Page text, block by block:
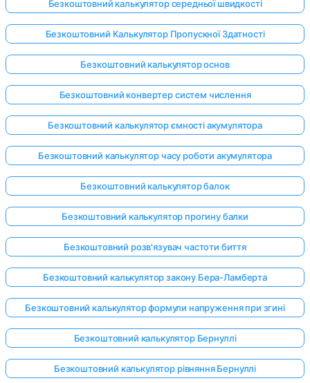
Поки
немає
своє
перше
Безкоштовний калькулятор середньої швидкості
Безкоштовний Калькулятор Пропускної Здатності
Безкоштовний калькулятор основ
Безкоштовний конвертер систем числення
Безкоштовний калькулятор ємності акумулятора
Безкоштовний калькулятор часу роботи акумулятора
Безкоштовний калькулятор балок
Безкоштовний калькулятор прогину балки
Безкоштовний розв'язувач частоти биття
Безкоштовний калькулятор закону Бера-Ламберта
Безкоштовний калькулятор формули напруження при згині
Безкоштовний калькулятор Бернуллі
Безкоштовний калькулятор рівняння Бернуллі